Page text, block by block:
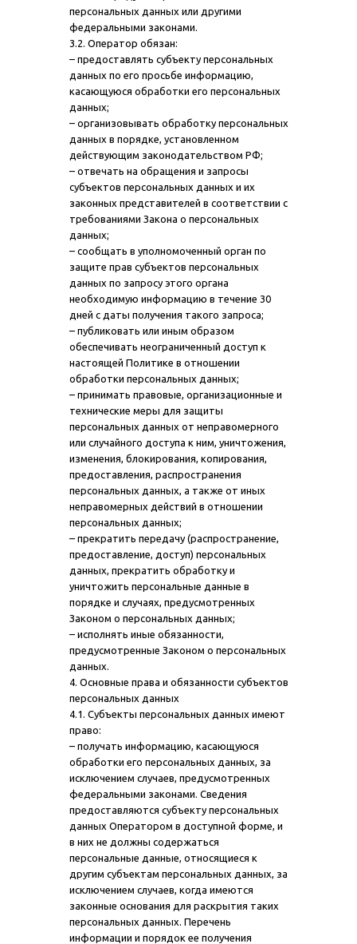
персональных данных или другими
федеральными законами.
3.2. Оператор обязан:
– предоставлять субъекту персональных
данных по его просьбе информацию,
касающуюся обработки его персональных
данных;
– организовывать обработку персональных
данных в порядке, установленном
действующим законодательством РФ;
– отвечать на обращения и запросы
субъектов персональных данных и их
законных представителей в соответствии с
требованиями Закона о персональных
данных;
– сообщать в уполномоченный орган по
защите прав субъектов персональных
данных по запросу этого органа
необходимую информацию в течение 30
дней с даты получения такого запроса;
– публиковать или иным образом
обеспечивать неограниченный доступ к
настоящей Политике в отношении
обработки персональных данных;
– принимать правовые, организационные и
технические меры для защиты
персональных данных от неправомерного
или случайного доступа к ним, уничтожения,
изменения, блокирования, копирования,
предоставления, распространения
персональных данных, а также от иных
неправомерных действий в отношении
персональных данных;
– прекратить передачу (распространение,
предоставление, доступ) персональных
данных, прекратить обработку и
уничтожить персональные данные в
порядке и случаях, предусмотренных
Законом о персональных данных;
– исполнять иные обязанности,
предусмотренные Законом о персональных
данных.
4. Основные права и обязанности субъектов
персональных данных
4.1. Субъекты персональных данных имеют
право:
– получать информацию, касающуюся
обработки его персональных данных, за
исключением случаев, предусмотренных
федеральными законами. Сведения
предоставляются субъекту персональных
данных Оператором в доступной форме, и
в них не должны содержаться
персональные данные, относящиеся к
другим субъектам персональных данных, за
исключением случаев, когда имеются
законные основания для раскрытия таких
персональных данных. Перечень
информации и порядок ее получения